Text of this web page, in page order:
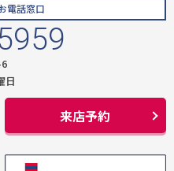
電話窓口
日
来店予約